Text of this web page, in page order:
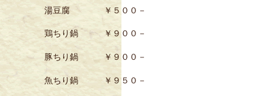
湯豆腐 ￥５００－
鶏ちり鍋 ￥９００－
豚ちり鍋 ￥９００－
魚ちり鍋 ￥９５０－